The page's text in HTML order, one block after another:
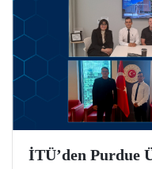
İTÜ’den Purdue